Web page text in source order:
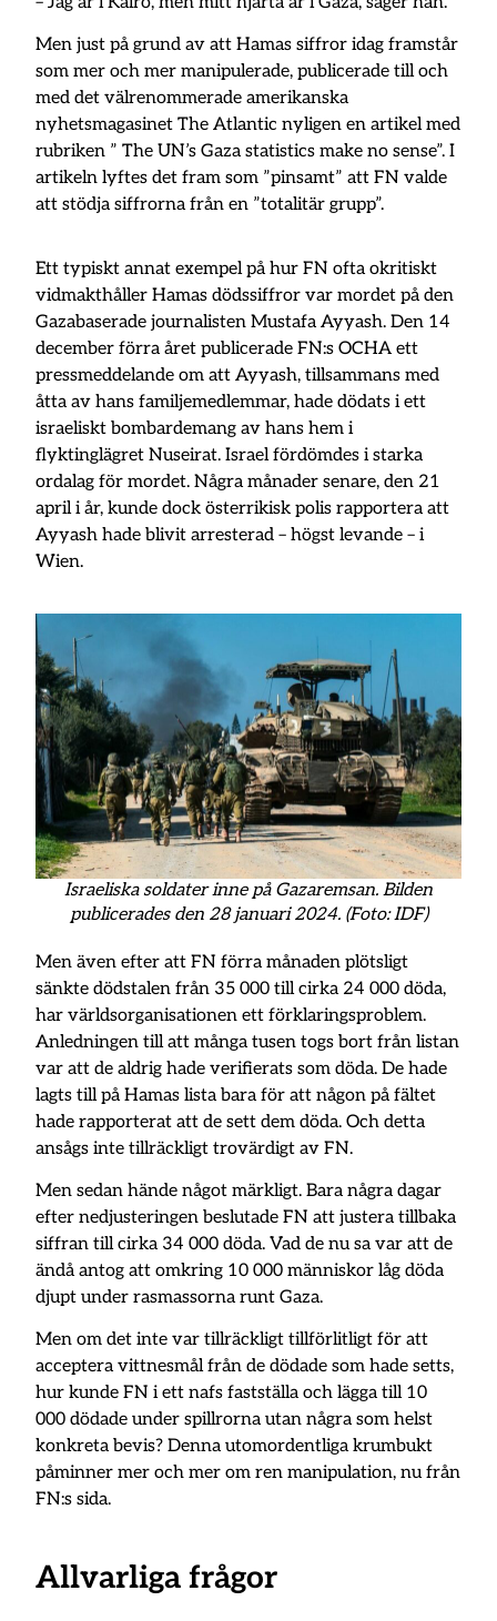
Men just på grund av att Hamas siffror idag framstår
som mer och mer manipulerade, publicerade till och
med det välrenommerade amerikanska
nyhetsmagasinet The Atlantic nyligen en artikel med
rubriken ” The UN’s Gaza statistics make no sense”. I
artikeln lyftes det fram som ”pinsamt” att FN valde
att stödja siffrorna från en ”totalitär grupp”.
Ett typiskt annat exempel på hur FN ofta okritiskt
vidmakthåller Hamas dödssiffror var mordet på den
Gazabaserade journalisten Mustafa Ayyash. Den 14
december förra året publicerade FN:s OCHA ett
pressmeddelande om att Ayyash, tillsammans med
åtta av hans familjemedlemmar, hade dödats i ett
israeliskt bombardemang av hans hem i
flyktinglägret Nuseirat. Israel fördömdes i starka
ordalag för mordet. Några månader senare, den 21
april i år, kunde dock österrikisk polis rapportera att
Ayyash hade blivit arresterad – högst levande – i
Wien.
Israeliska soldater inne på Gazaremsan. Bilden
publicerades den 28 januari 2024. (Foto: IDF)
Men även efter att FN förra månaden plötsligt
sänkte dödstalen från 35 000 till cirka 24 000 döda,
har världsorganisationen ett förklaringsproblem.
Anledningen till att många tusen togs bort från listan
var att de aldrig hade verifierats som döda. De hade
lagts till på Hamas lista bara för att någon på fältet
hade rapporterat att de sett dem döda. Och detta
ansågs inte tillräckligt trovärdigt av FN.
Men sedan hände något märkligt. Bara några dagar
efter nedjusteringen beslutade FN att justera tillbaka
siffran till cirka 34 000 döda. Vad de nu sa var att de
ändå antog att omkring 10 000 människor låg döda
djupt under rasmassorna runt Gaza.
Men om det inte var tillräckligt tillförlitligt för att
acceptera vittnesmål från de dödade som hade setts,
hur kunde FN i ett nafs fastställa och lägga till 10
000 dödade under spillrorna utan några som helst
konkreta bevis? Denna utomordentliga krumbukt
påminner mer och mer om ren manipulation, nu från
FN:s sida.
Allvarliga frågor